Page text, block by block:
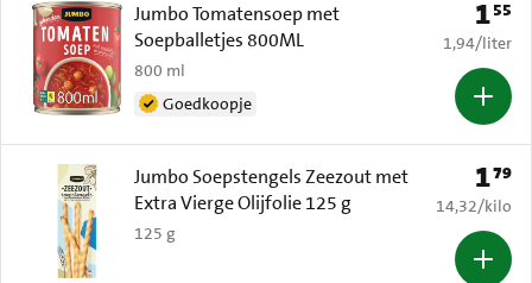
Jumbo Tomatensoep met
Soepballetjes 800ML
800 ml
Goedkoopje
Prijs:
155
€ 1,94 per
1,94/liter
Jumbo Soepstengels Zeezout met
Extra Vierge Olijfolie 125 g
125 g
Prijs:
179
€ 14,32 per
14,32/kilo